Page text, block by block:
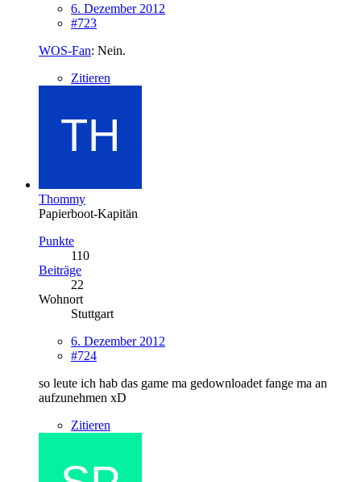
6. Dezember 2012
#723
WOS-Fan: Nein.
Zitieren
Thommy
Papierboot-Kapitän
Punkte
110
Beiträge
22
Wohnort
Stuttgart
6. Dezember 2012
#724
so leute ich hab das game ma gedownloadet fange ma an
aufzunehmen xD
Zitieren